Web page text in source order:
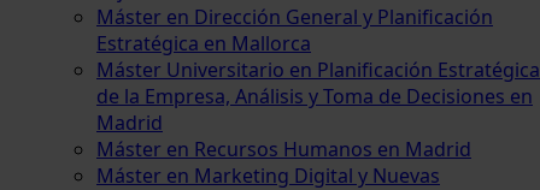
Máster en Dirección General y Planificación
Estratégica en Mallorca
Máster Universitario en Planificación Estratégica
de la Empresa, Análisis y Toma de Decisiones en
Madrid
Máster en Recursos Humanos en Madrid
Máster en Marketing Digital y Nuevas